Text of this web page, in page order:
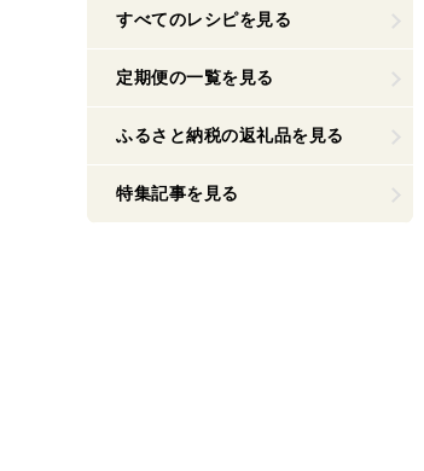
すべてのレシピを見る
定期便の一覧を見る
ふるさと納税の返礼品を見る
特集記事を見る